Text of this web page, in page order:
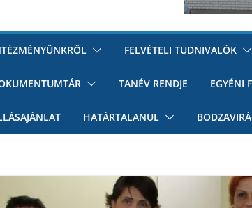
FELVÉTELI TUDNIVALÓK
TANÉV RENDJE EGYÉNI
HATÁRTALANUL